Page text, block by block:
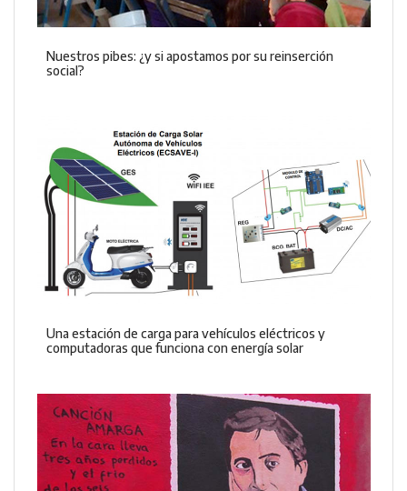
Nuestros pibes: ¿y si apostamos por su reinserción
social?
Una estación de carga para vehículos eléctricos y
computadoras que funciona con energía solar